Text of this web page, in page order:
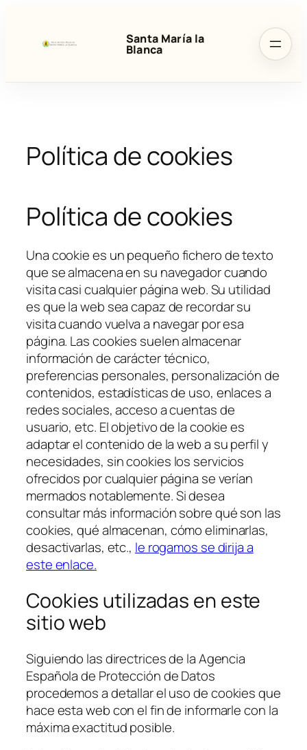
contenido
Santa María la
Blanca
Política de cookies
Política de cookies
Unacookiees un pequeño fichero de texto
que se almacena en su navegador cuando
visita casi cualquier página web. Su utilidad
es que la web sea capaz de recordar su
visita cuando vuelva a navegar por esa
página. Lascookies suelen almacenar
información de carácter técnico,
preferencias personales, personalización de
contenidos, estadísticas de uso, enlaces a
redes sociales, acceso a cuentas de
usuario, etc. El objetivo de lacookiees
adaptar el contenido de la web a su perfil y
necesidades, sincookies los servicios
ofrecidos por cualquier página se verían
mermados notablemente. Si desea
consultar más información sobre qué son las
cookies, qué almacenan, cómo eliminarlas,
desactivarlas, etc., le rogamos se dirija a
este enlace.
Cookies utilizadas en este
sitio web
Siguiendo las directrices de la Agencia
Española de Protección de Datos
procedemos a detallar el uso decookiesque
hace esta web con el fin de informarle con la
máxima exactitud posible.